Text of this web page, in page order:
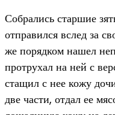
Собрались старшие
отправился вслед за
же порядком нашел
протрухал на ней с
стащил с нее кожу
две части, отдал ее